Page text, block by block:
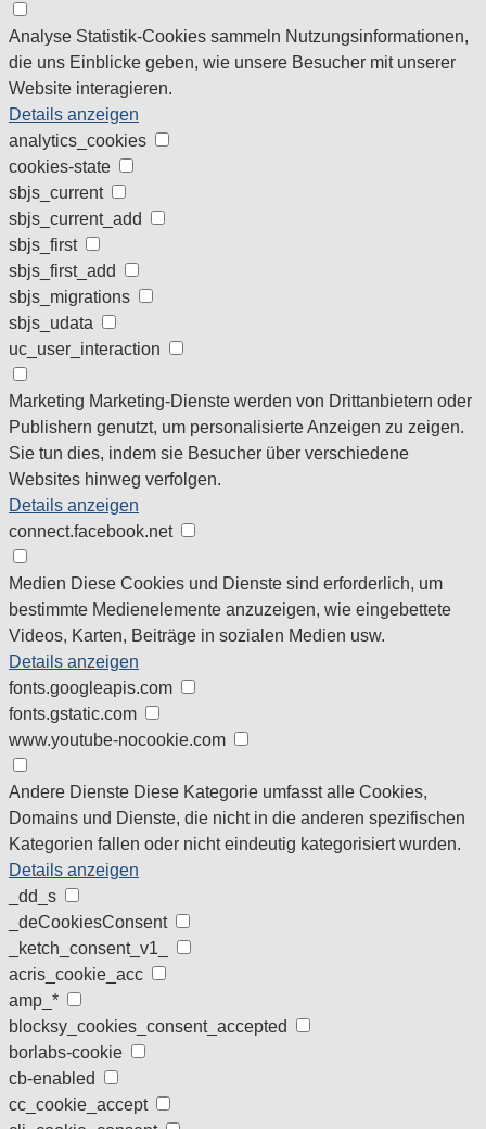
Analyse Statistik-Cookies sammeln Nutzungsinformationen,
die uns Einblicke geben, wie unsere Besucher mit unserer
Website interagieren.
Details anzeigen
analytics_cookies
cookies-state
sbjs_current
sbjs_current_add
sbjs_first
sbjs_first_add
sbjs_migrations
sbjs_udata
uc_user_interaction
Marketing Marketing-Dienste werden von Drittanbietern oder
Publishern genutzt, um personalisierte Anzeigen zu zeigen.
Sie tun dies, indem sie Besucher über verschiedene
Websites hinweg verfolgen.
Details anzeigen
connect.facebook.net
Medien Diese Cookies und Dienste sind erforderlich, um
bestimmte Medienelemente anzuzeigen, wie eingebettete
Videos, Karten, Beiträge in sozialen Medien usw.
Details anzeigen
fonts.googleapis.com
fonts.gstatic.com
www.youtube-nocookie.com
Andere Dienste Diese Kategorie umfasst alle Cookies,
Domains und Dienste, die nicht in die anderen spezifischen
Kategorien fallen oder nicht eindeutig kategorisiert wurden.
Details anzeigen
_dd_s
_deCookiesConsent
_ketch_consent_v1_
acris_cookie_acc
amp_*
blocksy_cookies_consent_accepted
borlabs-cookie
cb-enabled
cc_cookie_accept